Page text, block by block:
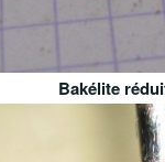
Bakélite